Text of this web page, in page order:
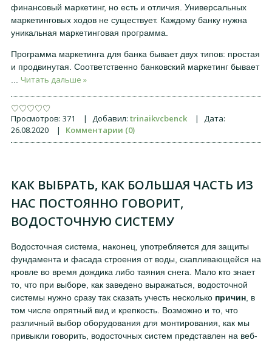
финансовый маркетинг, но есть и отличия. Универсальных
маркетинговых ходов не существует. Каждому банку нужна
уникальная маркетинговая программа.
Программа маркетинга для банка бывает двух типов: простая
и продвинутая. Соответственно банковский маркетинг бывает
Читать дальше »
Просмотров: 371 | Добавил: trinaikvcbenck |
Дата:
26.08.2020
| Комментарии (0)
КАК ВЫБРАТЬ, КАК БОЛЬШАЯ ЧАСТЬ ИЗ
НАС ПОСТОЯННО ГОВОРИТ,
ВОДОСТОЧНУЮ СИСТЕМУ
Водосточная система, наконец, употребляется для защиты
фундамента и фасада строения от воды, скапливающейся на
кровле во время дождика либо таяния снега. Мало кто знает
то, что при выборе, как заведено выражаться, водосточной
системы нужно сразу так сказать учесть несколько причин , в
том числе опрятный вид и крепкость. Возможно и то, что
различный выбор оборудования для монтирования, как мы
привыкли говорить, водосточных систем представлен на веб-